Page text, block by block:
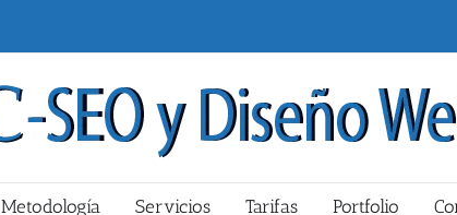
Metodología Servicios Tarifas Portfolio